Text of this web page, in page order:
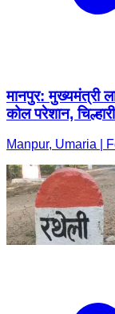
मानपुर: मुख्यमंत्री
कोल परेशान,
Manpur, Umaria |